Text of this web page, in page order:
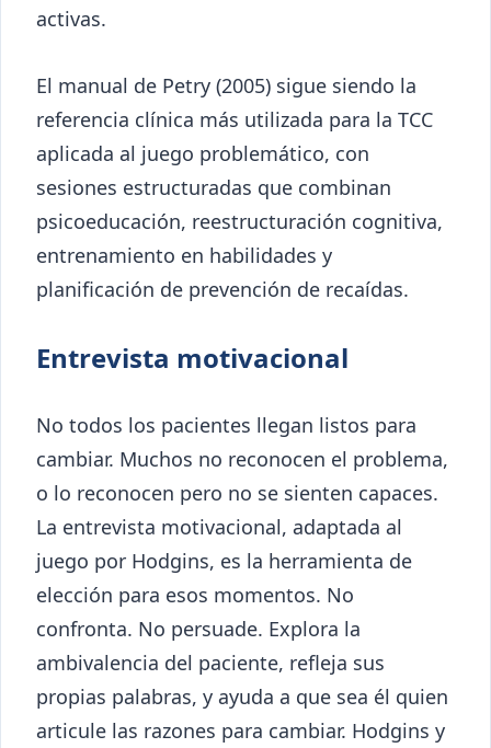
activas.
El manual de Petry (2005) sigue siendo la
referencia clínica más utilizada para la TCC
aplicada al juego problemático, con
sesiones estructuradas que combinan
psicoeducación, reestructuración cognitiva,
entrenamiento en habilidades y
planificación de prevención de recaídas.
Entrevista motivacional
No todos los pacientes llegan listos para
cambiar. Muchos no reconocen el problema,
o lo reconocen pero no se sienten capaces.
La entrevista motivacional, adaptada al
juego por Hodgins, es la herramienta de
elección para esos momentos. No
confronta. No persuade. Explora la
ambivalencia del paciente, refleja sus
propias palabras, y ayuda a que sea él quien
articule las razones para cambiar. Hodgins y